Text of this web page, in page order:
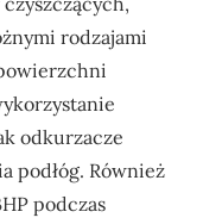
rodzajami
odkurzacze
podłóg. Również
podczas